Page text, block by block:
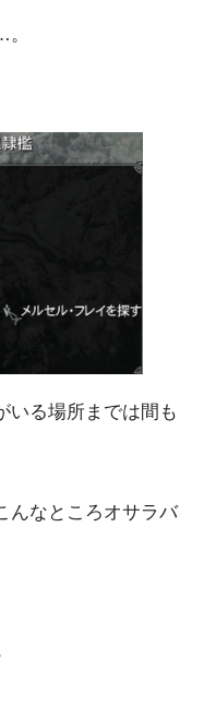
いる場所までは間も
んなところオサラバ